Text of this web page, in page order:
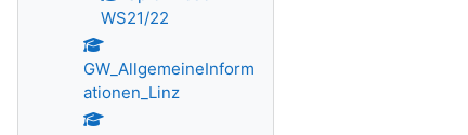
WS21/22
GW_AllgemeineInform
ationen_Linz